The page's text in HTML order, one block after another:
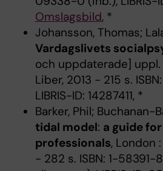
Omslagsbild, *
Johansson, Thomas;
Vardagslivets
och uppdaterade] uppl.
Liber, 2013 - 215 s. ISBN:
LIBRIS-ID: 14287411, *
Barker, Phil; Buchanan-
tidal model: a guide
professionals, London
- 282 s. ISBN: 1-